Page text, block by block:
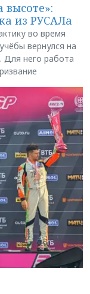
высоте»:
из РУСАЛа
во время
вернулся на
Для него работа